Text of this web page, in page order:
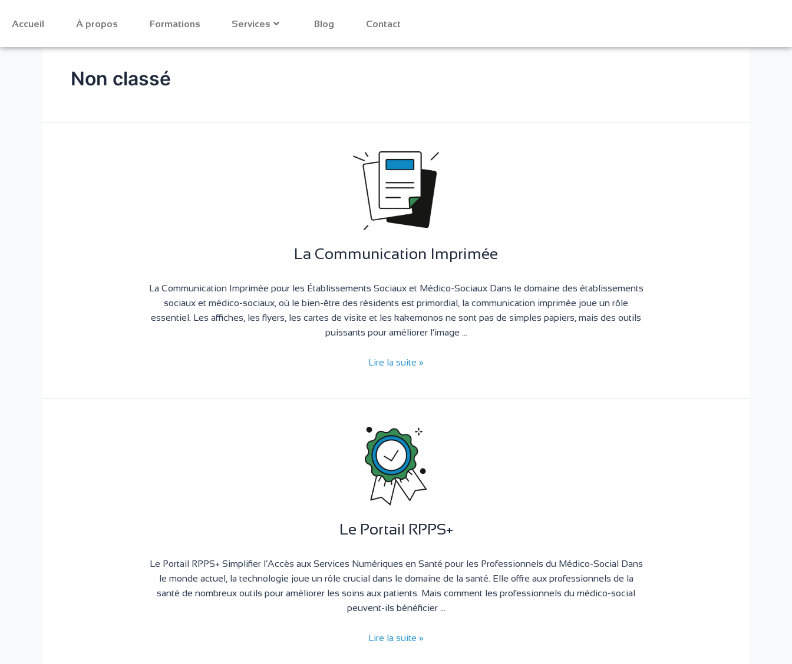
Accueil À propos Formations Services Blog Contact
Non classé
La Communication Imprimée
La Communication Imprimée pour les Établissements Sociaux et Médico-Sociaux Dans le domaine des établissements
sociaux et médico-sociaux, où le bien-être des résidents est primordial, la communication imprimée joue un rôle
essentiel. Les affiches, les flyers, les cartes de visite et les kakemonos ne sont pas de simples papiers, mais des outils
puissants pour améliorer l’image …
Lire la suite »
Le Portail RPPS+
Le Portail RPPS+ Simplifier l’Accès aux Services Numériques en Santé pour les Professionnels du Médico-Social Dans
le monde actuel, la technologie joue un rôle crucial dans le domaine de la santé. Elle offre aux professionnels de la
santé de nombreux outils pour améliorer les soins aux patients. Mais comment les professionnels du médico-social
peuvent-ils bénéficier …
Lire la suite »